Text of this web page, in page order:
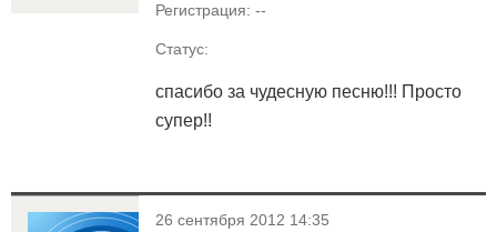
Регистрация: --
Статус:
спасибо за чудесную песню!!! Просто
супер!!
< 26 сентября 2012 14:35